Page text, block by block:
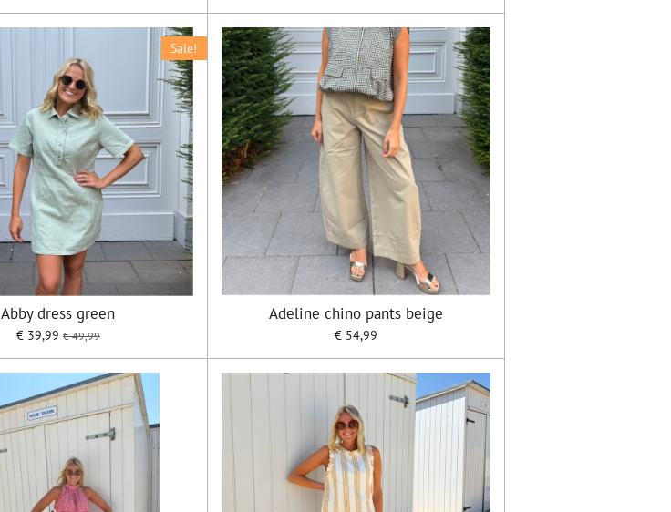
Sale!
Abby dress green
€ 39,99 € 49,99
Adeline chino pants beige
€ 54,99